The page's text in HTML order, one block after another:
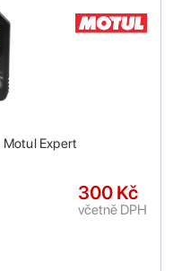
Expert
300 Kč
včetně DPH